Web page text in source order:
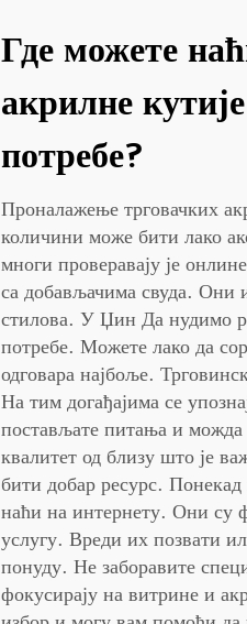
Где можете
акрилне
потребе?
Проналажење трговачких
количини може бити лако
многи проверавају је
са добављачима свуда. Они
стилова. У Џин Да нудимо
потребе. Можете лако да
одговара најбоље.
На тим догађајима се
постављате питања и
квалитет од близу што је
бити добар ресурс. Понекад
наћи на интернету. Они су
услугу. Вреди их позвати
понуду. Не заборавите
фокусирају на витрине и